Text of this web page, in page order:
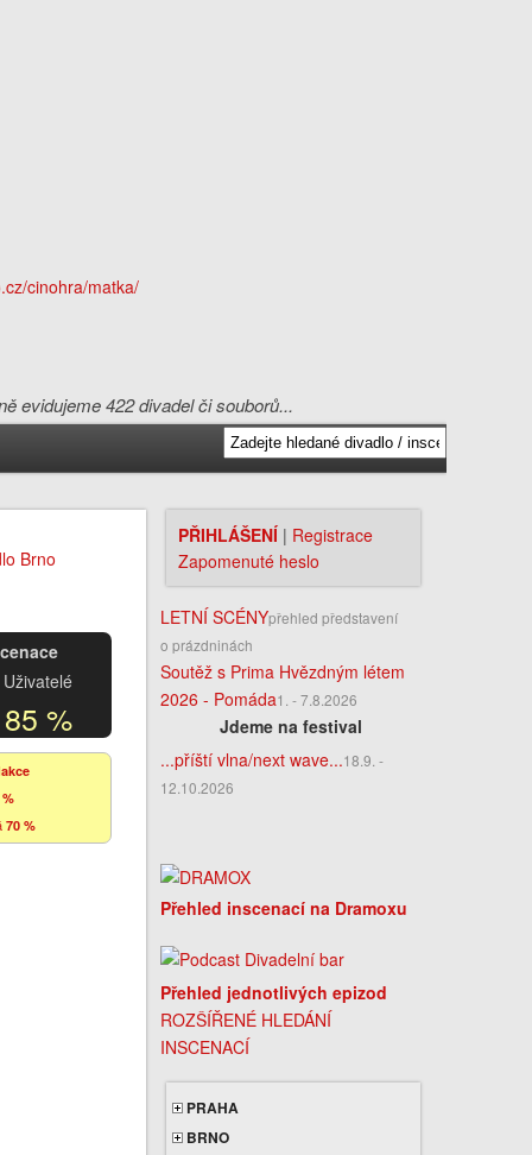
evidujeme 422 divadel či souborů...
Uživatelé
85 %
%
70 %
PŘIHLÁŠENÍ | Registrace
Zapomenuté heslo
LETNÍ SCÉNYpřehled představení
o prázdninách
Soutěž s Prima Hvězdným létem
2026 - Pomáda1. - 7.8.2026
Jdeme na festival
...příští vlna/next wave...18.9. -
12.10.2026
Přehled inscenací na Dramoxu
Přehled jednotlivých epizod
ROZŠÍŘENÉ HLEDÁNÍ
INSCENACÍ
PRAHA
BRNO